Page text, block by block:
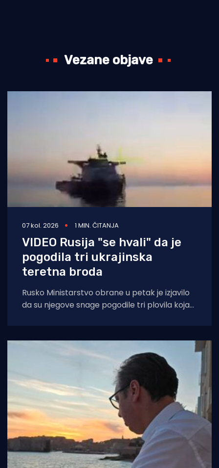
Vezane objave
07 kol. 2026 1 MIN. ČITANJA
VIDEO Rusija "se hvali" da je
pogodila tri ukrajinska
teretna broda
Rusko Ministarstvo obrane u petak je izjavilo
da su njegove snage pogodile tri plovila koja